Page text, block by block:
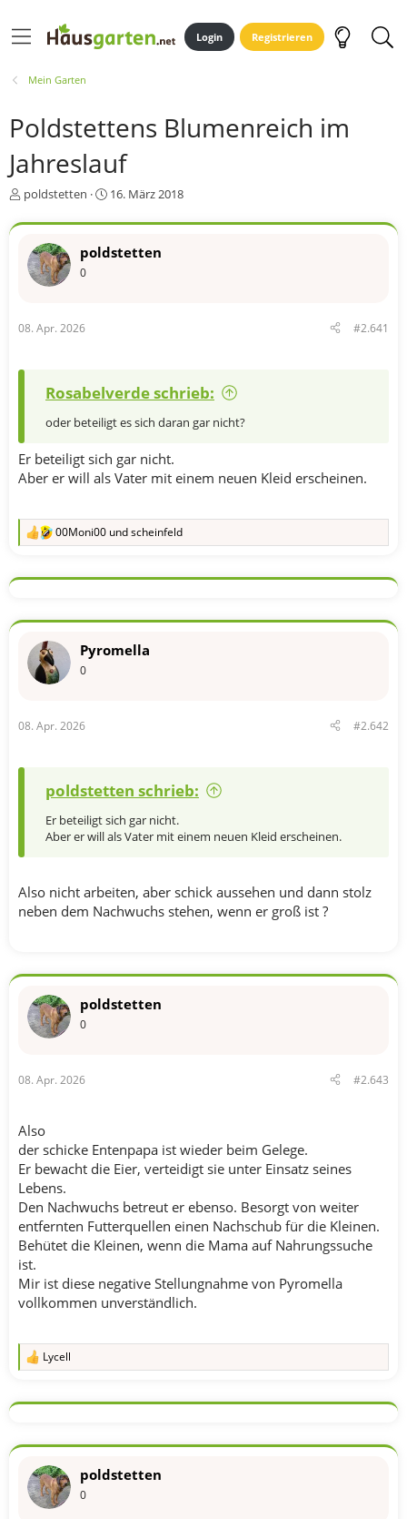
Login Registrieren
Mein Garten
Poldstettens Blumenreich im
Jahreslauf
E
s
e
r
poldstetten
E
s
e
16. März 2018
poldstetten
0
08. Apr. 2026 #2.641
Rosabelverde schrieb:
oder beteiligt es sich daran gar nicht?
Er beteiligt sich gar nicht.
Aber er will als Vater mit einem neuen Kleid erscheinen.
R
k
o
e
n
00Moni00 undscheinfeld
Pyromella
0
08. Apr. 2026 #2.642
poldstetten schrieb:
Er beteiligt sich gar nicht.
Aber er will als Vater mit einem neuen Kleid erscheinen.
Also nicht arbeiten, aber schick aussehen und dann stolz
neben dem Nachwuchs stehen, wenn er groß ist ?
poldstetten
0
08. Apr. 2026 #2.643
Also
der schicke Entenpapa ist wieder beim Gelege.
Er bewacht die Eier, verteidigt sie unter Einsatz seines
Lebens.
Den Nachwuchs betreut er ebenso. Besorgt von weiter
entfernten Futterquellen einen Nachschub für die Kleinen.
Behütet die Kleinen, wenn die Mama auf Nahrungssuche
ist.
Mir ist diese negative Stellungnahme von Pyromella
vollkommen unverständlich.
R
k
o
e
n
Lycell
poldstetten
0